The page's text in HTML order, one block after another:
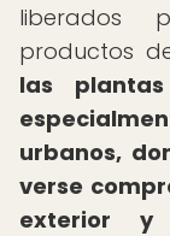
liberados
productos
las
urbanos,
verse
exterior